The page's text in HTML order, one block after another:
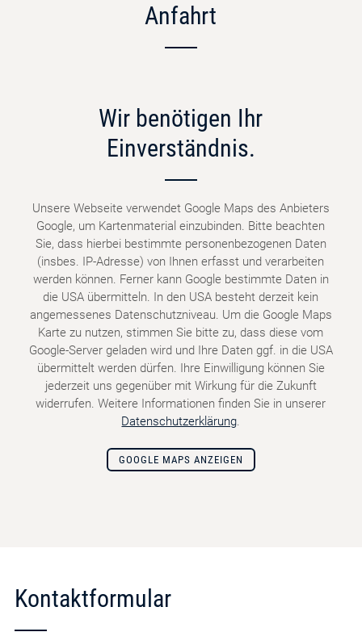
Anfahrt
Wir benötigen Ihr
Einverständnis.
Unsere Webseite verwendet Google Maps des Anbieters
Google, um Kartenmaterial einzubinden. Bitte beachten
Sie, dass hierbei bestimmte personenbezogenen Daten
(insbes. IP-Adresse) von Ihnen erfasst und verarbeiten
werden können. Ferner kann Google bestimmte Daten in
die USA übermitteln. In den USA besteht derzeit kein
angemessenes Datenschutzniveau. Um die Google Maps
Karte zu nutzen, stimmen Sie bitte zu, dass diese vom
Google-Server geladen wird und Ihre Daten ggf. in die USA
übermittelt werden dürfen. Ihre Einwilligung können Sie
jederzeit uns gegenüber mit Wirkung für die Zukunft
widerrufen. Weitere Informationen finden Sie in unserer
Datenschutzerklärung.
GOOGLE MAPS ANZEIGEN
Kontaktformular